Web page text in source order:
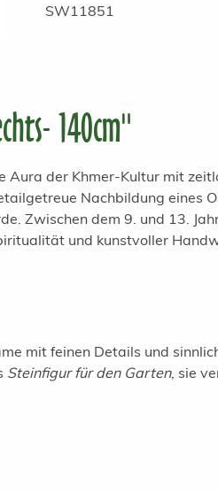
SW11851
140cm"
Aura der Khmer-Kultur mit
Nachbildung eines
Zwischen dem 9. und 13.
und kunstvoller
mit feinen Details und
Steinfigur für den Garten, sie